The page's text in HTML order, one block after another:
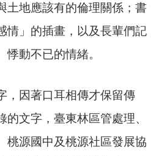
土地應該有的倫理關係；書
情」的插畫，以及長輩們記
動不已的情緒。
，因著口耳相傳才保留傳
文字，臺東林區管處理、
桃源國中及桃源社區發展協